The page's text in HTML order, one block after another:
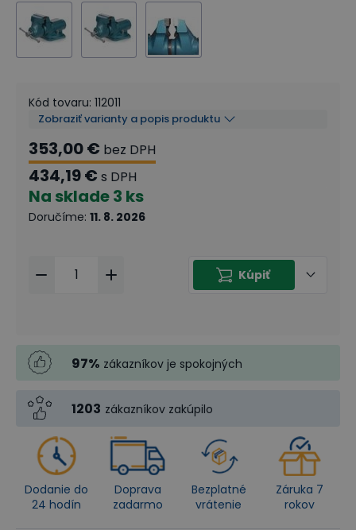
Kód tovaru: 112011
Zobraziť varianty a popis produktu
353,00 € bez DPH
434,19 € s DPH
Na sklade3 ks
Doručíme: 11. 8. 2026
Kúpiť
97% zákazníkov je spokojných
1203 zákazníkov zakúpilo
Dodanie do
24 hodín
Doprava
zadarmo
Bezplatné
vrátenie
Záruka 7
rokov